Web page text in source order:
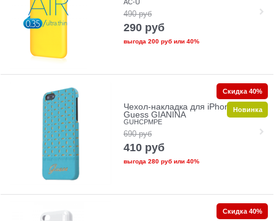
AC-U
490 руб
290 руб
выгода 200 рубили 40%
Чехол-накладка для iPhone 5C
Guess GIANINA
GUHCPMPE
690 руб
410 руб
выгода 280 рубили 40%
Скидка 40%
Новинка
Скидка 40%